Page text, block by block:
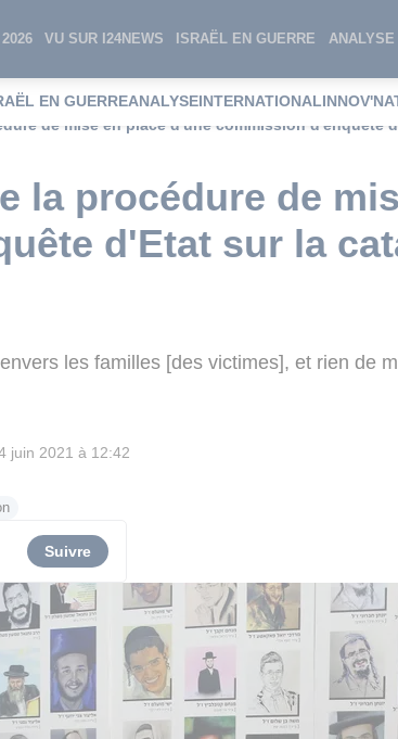
VU SUR I24NEWS ISRAËL EN GUERRE ANALYSE
EN GUERREANALYSEINTERNATIONAL
de mise en place d'une commission d'enquête
la procédure de
d'Etat sur la
les familles [des victimes], et rien de
juin 2021 à 12:42
Suivre